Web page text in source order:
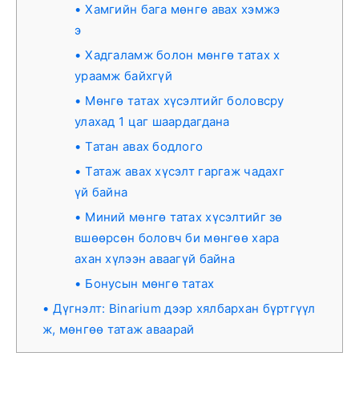
Хамгийн бага мөнгө авах хэмжэ
э
Хадгаламж болон мөнгө татах х
ураамж байхгүй
Мөнгө татах хүсэлтийг боловсру
улахад 1 цаг шаардагдана
Татан авах бодлого
Татаж авах хүсэлт гаргаж чадахг
үй байна
Миний мөнгө татах хүсэлтийг зө
вшөөрсөн боловч би мөнгөө хара
ахан хүлээн аваагүй байна
Бонусын мөнгө татах
Дүгнэлт: Binarium дээр хялбархан бүртгүүл
ж, мөнгөө татаж аваарай